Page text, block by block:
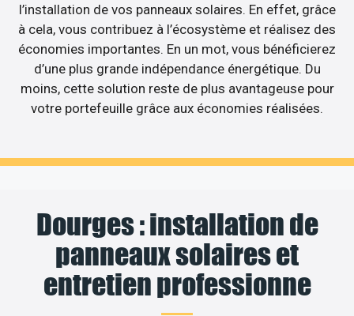
l’installation de vos panneaux solaires. En effet, grâce
à cela, vous contribuez à l’écosystème et réalisez des
économies importantes. En un mot, vous bénéficierez
d’une plus grande indépendance énergétique. Du
moins, cette solution reste de plus avantageuse pour
votre portefeuille grâce aux économies réalisées.
Dourges : installation de
panneaux solaires et
entretien professionne